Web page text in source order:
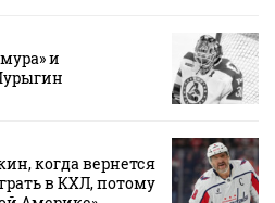
и
когда вернется
в КХЛ, потому